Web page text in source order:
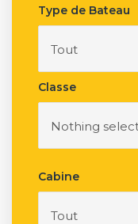
Type de Bateau
Tout
Classe
Nothing
Cabine
Tout